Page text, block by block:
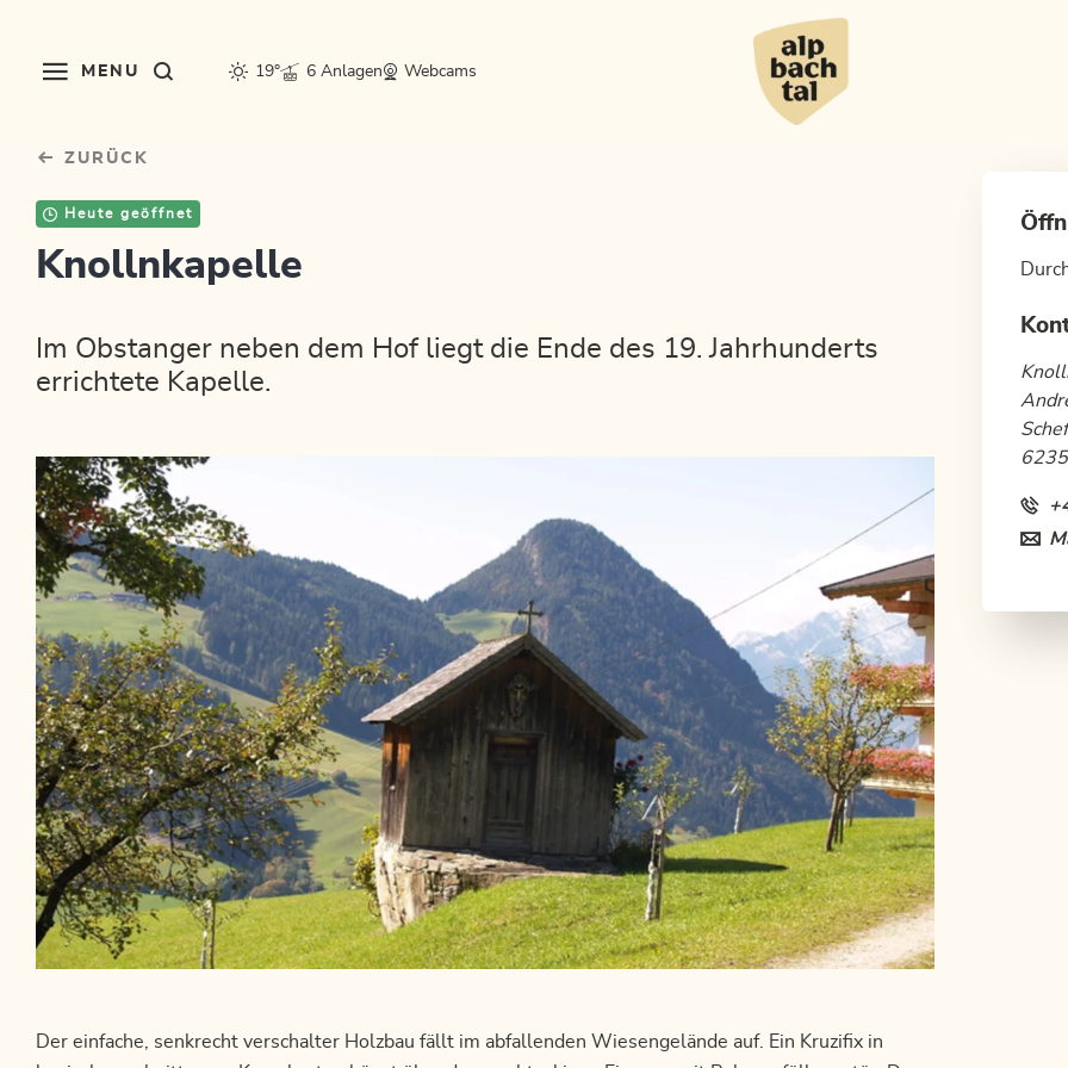
MENU 19° 6 Anlagen Webcams
ZURÜCK
Heute geöffnet
Knollnkapelle
Im Obstanger neben dem Hof liegt die Ende des 19. Jahrhunderts
errichtete Kapelle.
Der einfache, senkrecht verschalter Holzbau fällt im abfallenden Wiesengelände auf. Ein Kruzifix in